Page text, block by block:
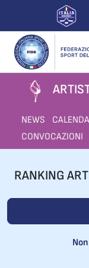
NEWS
CONVOCAZIONI
RANKING